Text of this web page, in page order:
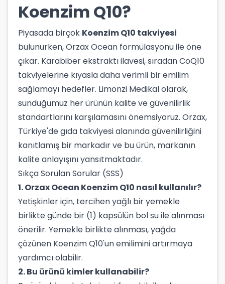
Koenzim Q10?
Piyasada birçok Koenzim Q10 takviyesi
bulunurken, Orzax Ocean formülasyonu ile öne
çıkar. Karabiber ekstraktı ilavesi, sıradan CoQ10
takviyelerine kıyasla daha verimli bir emilim
sağlamayı hedefler. Limonzi Medikal olarak,
sunduğumuz her ürünün kalite ve güvenilirlik
standartlarını karşılamasını önemsiyoruz. Orzax,
Türkiye'de gıda takviyesi alanında güvenilirliğini
kanıtlamış bir markadır ve bu ürün, markanın
kalite anlayışını yansıtmaktadır.
Sıkça Sorulan Sorular (SSS)
1.Orzax Ocean Koenzim Q10 nasıl kullanılır?
Yetişkinler için, tercihen yağlı bir yemekle
birlikte günde bir (1) kapsülün bol su ile alınması
önerilir. Yemekle birlikte alınması, yağda
çözünen Koenzim Q10'un emilimini artırmaya
yardımcı olabilir.
2. Bu ürünü kimler kullanabilir?